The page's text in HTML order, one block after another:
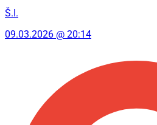
Š.I.
09.03.2026 @ 20:14